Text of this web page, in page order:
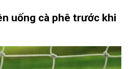
uống cà phê trước khi